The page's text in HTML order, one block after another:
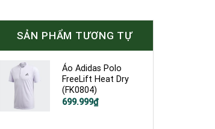
SẢN PHẨM TƯƠNG TỰ
Áo Adidas Polo
FreeLift Heat Dry
(FK0804)
Giá
699.999₫
Giá